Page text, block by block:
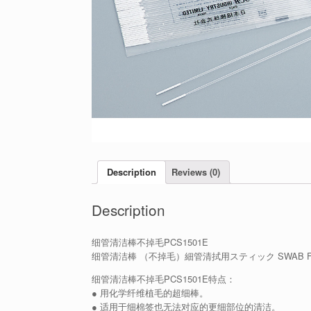
Description Reviews (0)
Description
细管清洁棒不掉毛PCS1501E
细管清洁棒 （不掉毛）細管清拭用スティック SWAB
细管清洁棒不掉毛PCS1501E特点：
● 用化学纤维植毛的超细棒。
● 适用于细棉签也无法对应的更细部位的清洁。